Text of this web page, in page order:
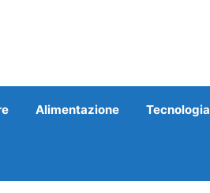
Alimentazione Tecnologia